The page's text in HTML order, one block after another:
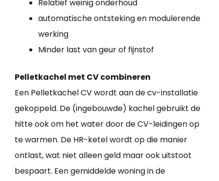
Relatief weinig onderhoud
automatische ontsteking en modulerende
werking
Minder last van geur of fijnstof
Pelletkachel met CV combineren
Een Pelletkachel CV wordt aan de cv-installatie
gekoppeld. De (ingebouwde) kachel gebruikt de
hitte ook om het water door de CV-leidingen op
te warmen. De HR-ketel wordt op die manier
ontlast, wat niet alleen geld maar ook uitstoot
bespaart. Een gemiddelde woning in de